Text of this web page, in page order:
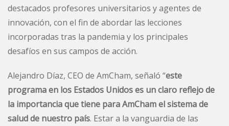
destacados profesores universitarios y agentes de
innovación, con el fin de abordar las lecciones
incorporadas tras la pandemia y los principales
desafíos en sus campos de acción.
Alejandro Díaz, CEO de AmCham, señaló “este
programa en los Estados Unidos es un claro reflejo de
la importancia que tiene para AmCham el sistema de
salud de nuestro país. Estar a la vanguardia de las